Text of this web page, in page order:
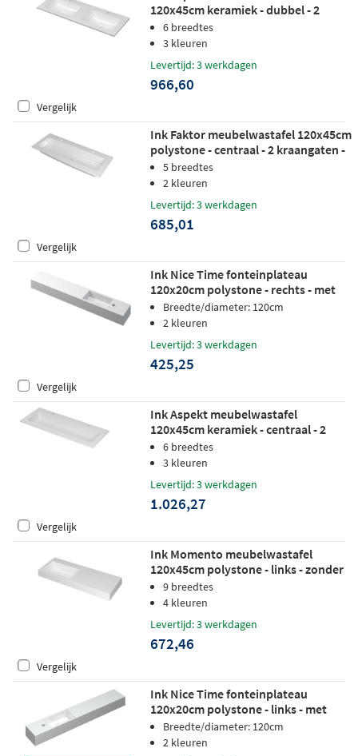
120x45cm keramiek - dubbel - 2
kraangaten - glans wit
6 breedtes
3 kleuren
Levertijd: 3 werkdagen
966,60
Vergelijk
Ink Faktor meubelwastafel 120x45cm
polystone - centraal - 2 kraangaten -
glans wit
5 breedtes
2 kleuren
Levertijd: 3 werkdagen
685,01
Vergelijk
Ink Nice Time fonteinplateau
120x20cm polystone - rechts - met
kraangat - mat wit
Breedte/diameter: 120cm
2 kleuren
Levertijd: 3 werkdagen
425,25
Vergelijk
Ink Aspekt meubelwastafel
120x45cm keramiek - centraal - 2
kraangaten - mat wit
6 breedtes
3 kleuren
Levertijd: 3 werkdagen
1.026,27
Vergelijk
Ink Momento meubelwastafel
120x45cm polystone - links - zonder
kraangat - glans wit
9 breedtes
4 kleuren
Levertijd: 3 werkdagen
672,46
Vergelijk
Ink Nice Time fonteinplateau
120x20cm polystone - links - met
kraangat - glans wit
Breedte/diameter: 120cm
2 kleuren